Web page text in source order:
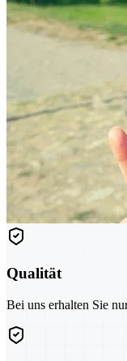
Qualität
Bei uns erhalten Sie